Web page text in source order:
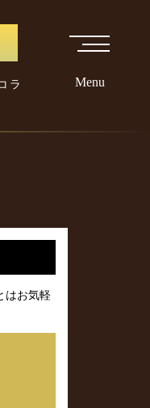
ラ
Menu
はお気軽